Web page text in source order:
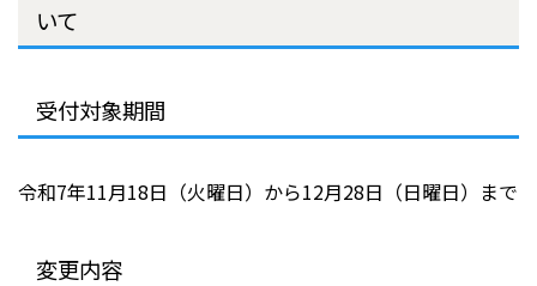
いて
受付対象期間
令和7年11月18日（火曜日）から12月28日（日曜日）まで
変更内容